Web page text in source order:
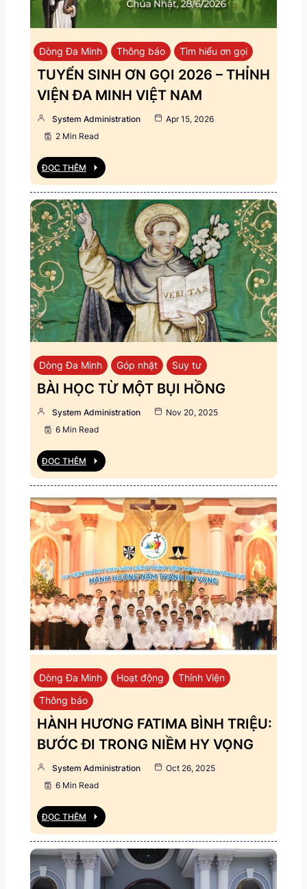
Dòng Đa Minh Thông báo Tìm hiểu ơn gọi
TUYỂN SINH ƠN GỌI 2026 – THỈNH
VIỆN ĐA MINH VIỆT NAM
System Administration
Apr 15, 2026
2 Min Read
ĐỌC THÊM
Dòng Đa Minh Góp nhặt Suy tư
BÀI HỌC TỪ MỘT BỤI HỒNG
System Administration
Nov 20, 2025
6 Min Read
ĐỌC THÊM
Dòng Đa Minh Hoạt động
Thỉnh Viện
Thông báo
HÀNH HƯƠNG FATIMA BÌNH TRIỆU:
BƯỚC ĐI TRONG NIỀM HY VỌNG
System Administration
Oct 26, 2025
6 Min Read
ĐỌC THÊM